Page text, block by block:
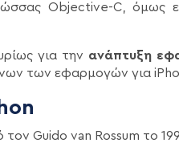
Objective-C, όμως
για την ανάπτυξη
των εφαρμογών για
Guido van Rossum το